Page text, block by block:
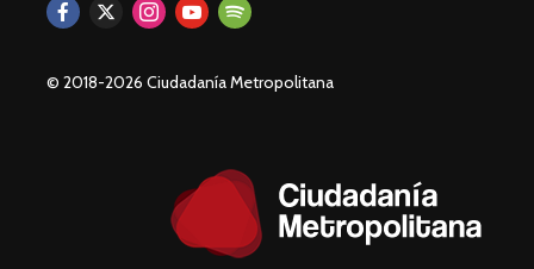
© 2018-2026 Ciudadanía Metropolitana